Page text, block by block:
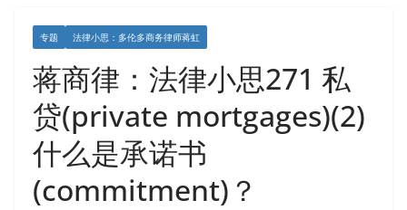
专题 法律小思：多伦多商务律师蒋虹
蒋商律：法律小思271 私
贷(private mortgages)(2)
什么是承诺书
(commitment)？